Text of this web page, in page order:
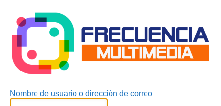
Nombre de usuario o dirección de correo